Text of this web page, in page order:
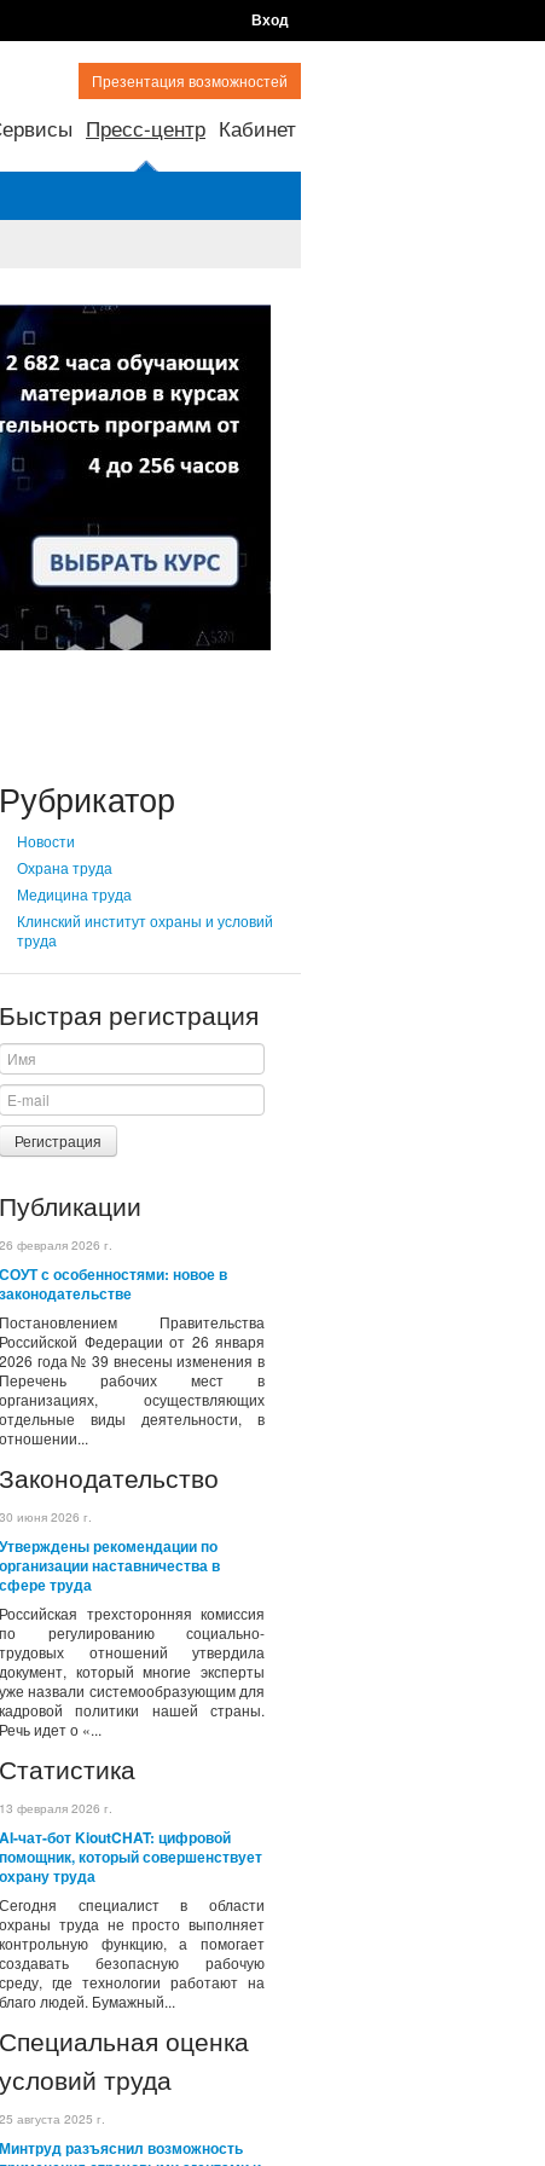
Вход
Презентация возможностей
Пресс-центр Кабинет
Рубрикатор
Новости
Охрана труда
Медицина труда
Клинский институт охраны и условий
труда
Быстрая регистрация
Регистрация
Публикации
26 февраля 2026 г.
СОУТ с особенностями: новое в
законодательстве
Постановлением Правительства
Российской Федерации от 26 января
2026 года № 39 внесены изменения в
Перечень рабочих мест в
организациях, осуществляющих
отдельные виды деятельности, в
отношении...
Законодательство
30 июня 2026 г.
Утверждены рекомендации по
организации наставничества в
сфере труда
Российская трехсторонняя комиссия
по регулированию социально-
трудовых отношений утвердила
документ, который многие эксперты
уже назвали системообразующим для
кадровой политики нашей страны.
Речь идет о «...
Статистика
13 февраля 2026 г.
AI-чат-бот KioutCHAT: цифровой
помощник, который совершенствует
охрану труда
Сегодня специалист в области
охраны труда не просто выполняет
контрольную функцию, а помогает
создавать безопасную рабочую
среду, где технологии работают на
благо людей. Бумажный...
Специальная оценка
условий труда
25 августа 2025 г.
Минтруд разъяснил возможность